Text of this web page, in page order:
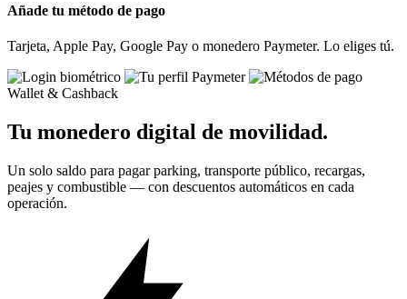
Añade tu método de pago
Tarjeta, Apple Pay, Google Pay o monedero Paymeter. Lo eliges tú.
Wallet & Cashback
Tu monedero digital de movilidad.
Un solo saldo para pagar parking, transporte público, recargas,
peajes y combustible — con descuentos automáticos en cada
operación.